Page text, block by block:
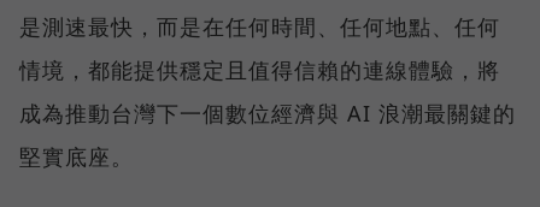
是測速最快，而是在任何時間、任何地點、任何
情境，都能提供穩定且值得信賴的連線體驗，將
成為推動台灣下一個數位經濟與 AI 浪潮最關鍵的
堅實底座。